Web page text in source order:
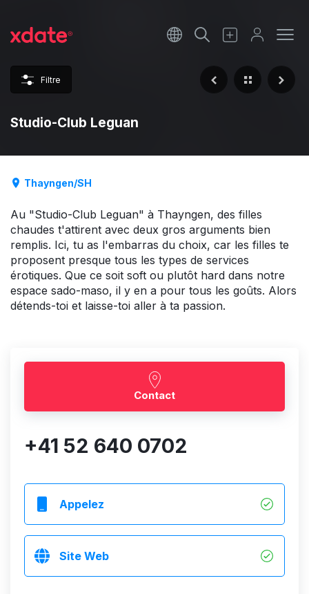
Filtre
Studio-Club Leguan
Thayngen/SH
Au "Studio-Club Leguan" à Thayngen, des filles
chaudes t'attirent avec deux gros arguments bien
remplis. Ici, tu as l'embarras du choix, car les filles te
proposent presque tous les types de services
érotiques. Que ce soit soft ou plutôt hard dans notre
espace sado-maso, il y en a pour tous les goûts. Alors
détends-toi et laisse-toi aller à ta passion.
Contact
+41 52 640 0702
Appelez
Site Web